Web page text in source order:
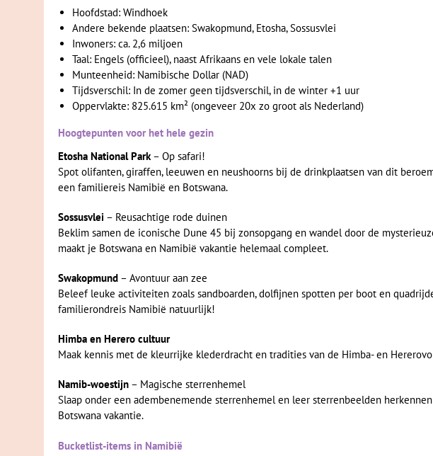
Hoofdstad: Windhoek
Andere bekende plaatsen: Swakopmund, Etosha, Sossusvlei
Inwoners: ca. 2,6 miljoen
Taal: Engels (officieel), naast Afrikaans en vele lokale talen
Munteenheid: Namibische Dollar (NAD)
Tijdsverschil: In de zomer geen tijdsverschil, in de winter +1 uur
Oppervlakte: 825.615 km² (ongeveer 20x zo groot als Nederland)
Hoogtepunten voor het hele gezin
Etosha National Park– Op safari!
Spot olifanten, giraffen, leeuwen en neushoorns bij de drinkplaatsen van dit
een familiereis Namibië en Botswana.
Sossusvlei – Reusachtige rode duinen
Beklim samen de iconische Dune 45 bij zonsopgang en wandel door de
maakt je Botswana en Namibië vakantie helemaal compleet.
Swakopmund – Avontuur aan zee
Beleef leuke activiteiten zoals sandboarden, dolfijnen spotten per boot en
familierondreis Namibië natuurlijk!
Himba en Herero cultuur
Maak kennis met de kleurrijke klederdracht en tradities van de Himba- en
Namib-woestijn – Magische sterrenhemel
Slaap onder een adembenemende sterrenhemel en leer sterrenbeelden
Botswana vakantie.
Bucketlist-items in Namibië